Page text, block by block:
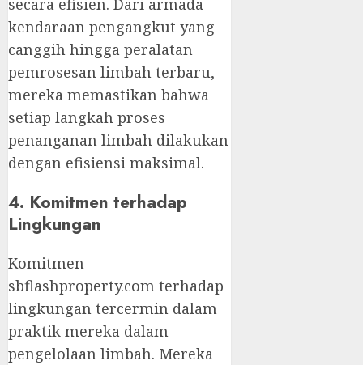
secara efisien. Dari armada
kendaraan pengangkut yang
canggih hingga peralatan
pemrosesan limbah terbaru,
mereka memastikan bahwa
setiap langkah proses
penanganan limbah dilakukan
dengan efisiensi maksimal.
4. Komitmen terhadap
Lingkungan
Komitmen
sbflashproperty.com terhadap
lingkungan tercermin dalam
praktik mereka dalam
pengelolaan limbah. Mereka